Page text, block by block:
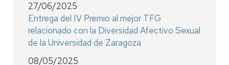
27/06/2025
Entrega del IV Premio al mejor TFG
relacionado con la Diversidad Afectivo Sexual
de la Universidad de Zaragoza
08/05/2025